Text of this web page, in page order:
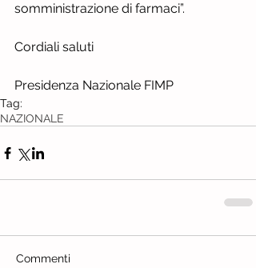
somministrazione di farmaci”.
Cordiali saluti
Presidenza Nazionale FIMP
Tag:
NAZIONALE
Commenti